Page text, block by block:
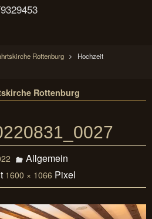
Rottenburg
Hochzeit
Rottenburg
Allgemein
1600 × 1066 Pixel